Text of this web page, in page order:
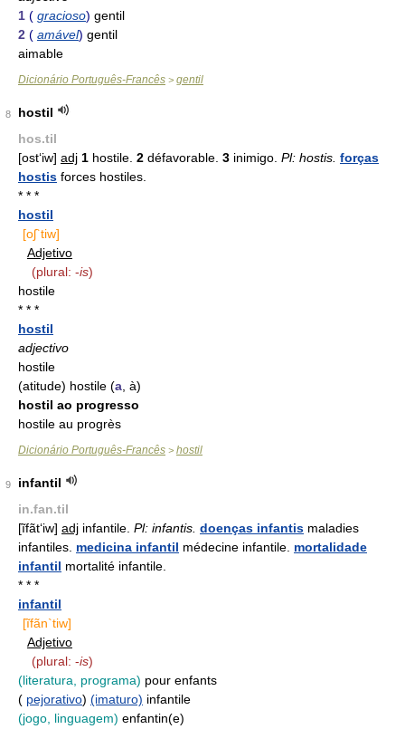
1 ( gracioso) gentil
2 ( amável) gentil
aimable
Dicionário Português-Francês > gentil
8
hostil
hos.til
[ost‘iw] adj 1 hostile. 2 défavorable. 3 inimigo. Pl: hostis. forças
hostis forces hostiles.
* * *
hostil
[oʃ`tiw]
Adjetivo
(plural: -is)
hostile
* * *
hostil
adjectivo
hostile
(atitude) hostile (a , à)
hostil ao progresso
hostile au progrès
Dicionário Português-Francês > hostil
9
infantil
in.fan.til
[ĩfãt‘iw] adj infantile. Pl: infantis. doenças infantis maladies
infantiles. medicina infantil médecine infantile. mortalidade
infantil mortalité infantile.
* * *
infantil
[ĩfãn`tiw]
Adjetivo
(plural: -is)
(literatura, programa) pour enfants
( pejorativo) (imaturo) infantile
(jogo, linguagem) enfantin(e)